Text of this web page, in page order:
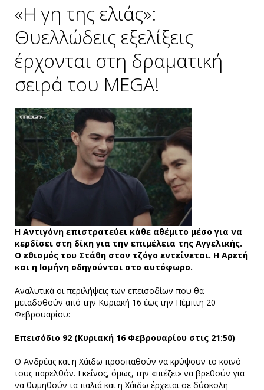
«Η γη της ελιάς»:
Θυελλώδεις εξελίξεις
έρχονται στη δραματική
σειρά του MEGA!
Η Αντιγόνη επιστρατεύει κάθε αθέμιτο μέσο για να
κερδίσει στη δίκη για την επιμέλεια της Αγγελικής.
Ο εθισμός του Στάθη στον τζόγο εντείνεται. Η Αρετή
και η Ισμήνη οδηγούνται στο αυτόφωρο.
Αναλυτικά οι περιλήψεις των επεισοδίων που θα
μεταδοθούν από την Κυριακή 16 έως την Πέμπτη 20
Φεβρουαρίου:
Επεισόδιο 92 (Κυριακή 16 Φεβρουαρίου στις 21:50)
Ο Ανδρέας και η Χάιδω προσπαθούν να κρύψουν το κοινό
τους παρελθόν. Εκείνος, όμως, την «πιέζει» να βρεθούν για
να θυμηθούν τα παλιά και η Χάιδω έρχεται σε δύσκολη